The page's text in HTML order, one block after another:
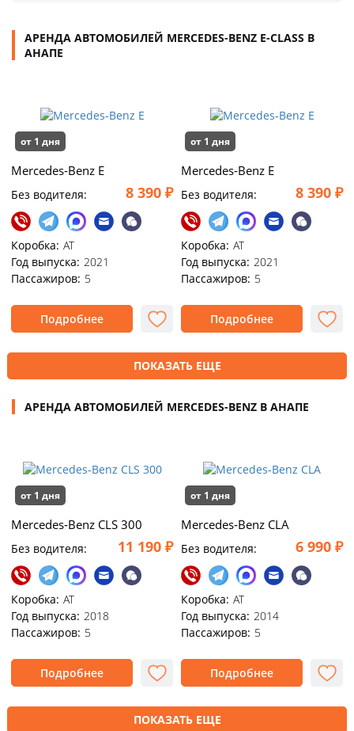
АРЕНДА АВТОМОБИЛЕЙ MERCEDES-BENZ E-CLASS В
АНАПЕ
от 1 дня
Mercedes‑Вenz E
Без водителя: 8 390 ₽
Коробка: AT
Год выпуска: 2021
Пассажиров: 5
Подробнее
от 1 дня
Mercedes‑Benz Е
Без водителя: 8 390 ₽
Коробка: AT
Год выпуска: 2021
Пассажиров: 5
Подробнее
ПОКАЗАТЬ ЕЩЕ
АРЕНДА АВТОМОБИЛЕЙ MERCEDES-BENZ В АНАПЕ
от 1 дня
Mercedes‑Benz CLS 300
Без водителя: 11 190 ₽
Коробка: AT
Год выпуска: 2018
Пассажиров: 5
Подробнее
от 1 дня
Mercedes‑Benz CLA
Без водителя: 6 990 ₽
Коробка: АТ
Год выпуска: 2014
Пассажиров: 5
Подробнее
ПОКАЗАТЬ ЕЩЕ